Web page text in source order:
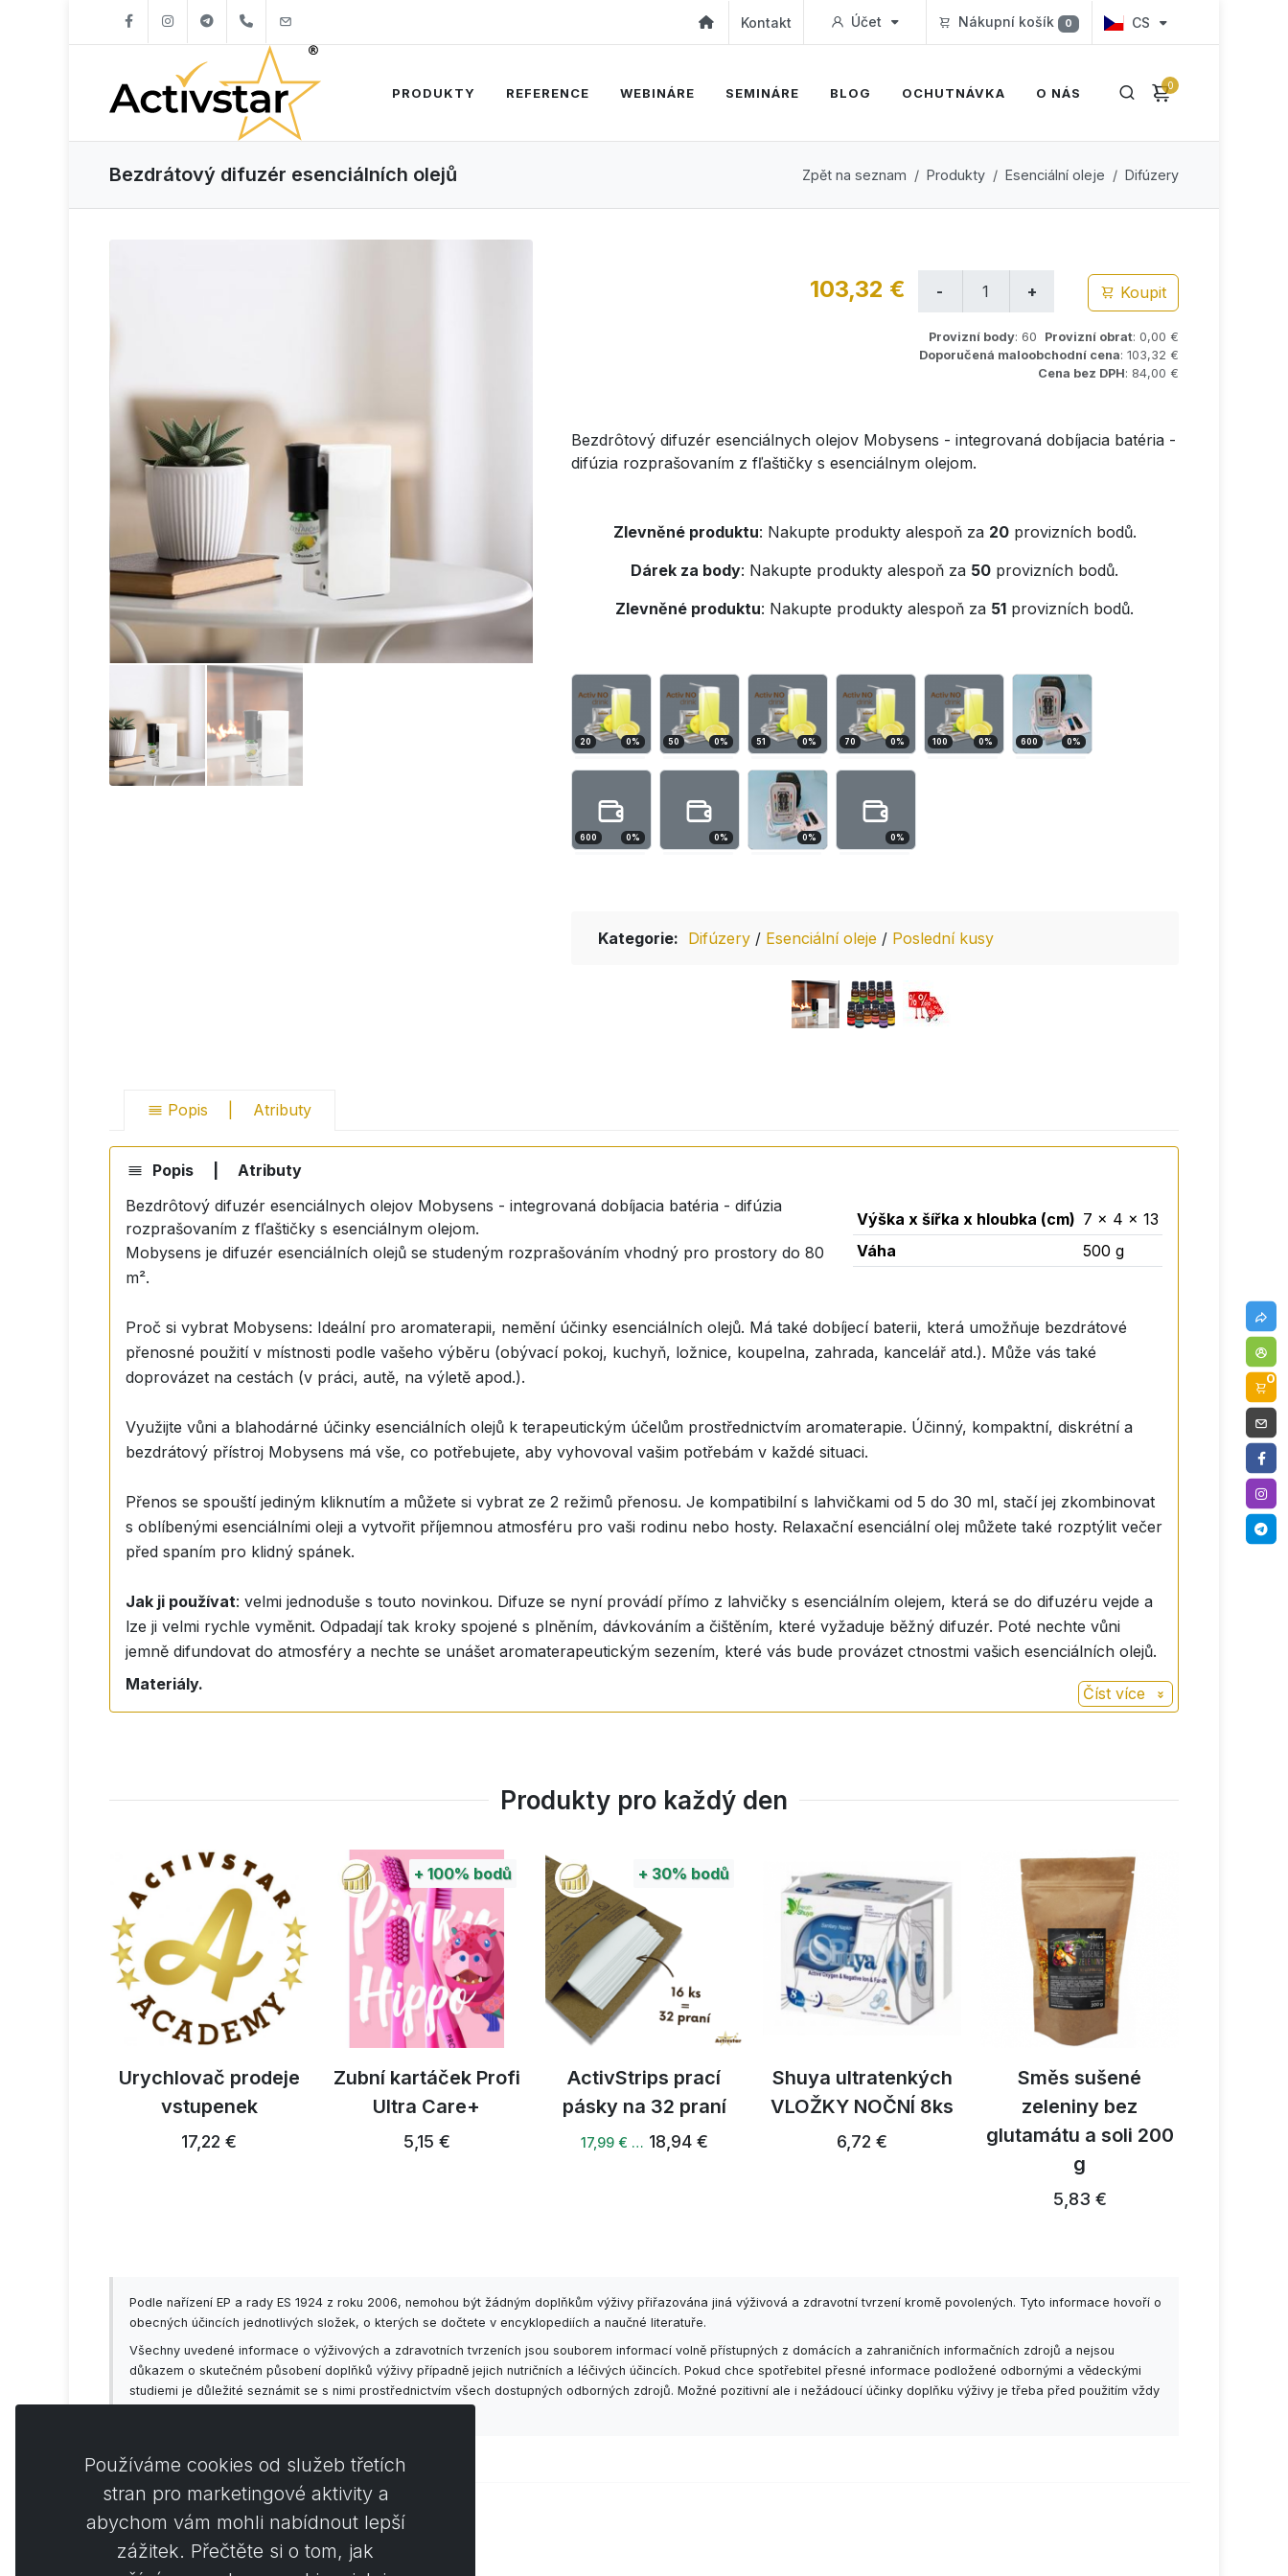
+421904262747 Kontakt Účet Nákupní košík 0 CS
0
PRODUKTY REFERENCE WEBINÁRE SEMINÁRE BLOG OCHUTNÁVKA O NÁS
Bezdrátový difuzér esenciálních olejů Zpět na seznam Produkty Esenciální oleje Difúzery
103,32 € Koupit
Provizní body: 60 Provizní obrat: 0,00 €
Doporučená maloobchodní cena: 103,32 €
Cena bez DPH: 84,00 €
Bezdrôtový difuzér esenciálnych olejov Mobysens - integrovaná dobíjacia batéria -
difúzia rozprašovaním z fľaštičky s esenciálnym olejom.
Zlevněné produktu: Nakupte produkty alespoň za 20provizních bodů.
Dárek za body: Nakupte produkty alespoň za 50 provizních bodů.
Zlevněné produktu: Nakupte produkty alespoň za 51 provizních bodů.
20 0% 50 0% 51 0% 70 0% 100 0% 600 0%
600 0% 0% 0% 0%
Kategorie: Difúzery / Esenciální oleje / Poslední kusy
Popis Atributy
Popis Atributy
Výška x šířka x hloubka (cm) 7 x 4 x 13
Váha
500 g
Bezdrôtový difuzér esenciálnych olejov Mobysens - integrovaná dobíjacia batéria - difúzia
rozprašovaním z fľaštičky s esenciálnym olejom.
Mobysens je difuzér esenciálních olejů se studeným rozprašováním vhodný pro prostory do 80
m².
Proč si vybrat Mobysens: Ideální pro aromaterapii, nemění účinky esenciálních olejů. Má také dobíjecí baterii, která umožňuje bezdrátové
přenosné použití v místnosti podle vašeho výběru (obývací pokoj, kuchyň, ložnice, koupelna, zahrada, kancelář atd.). Může vás také
doprovázet na cestách (v práci, autě, na výletě apod.).
Využijte vůni a blahodárné účinky esenciálních olejů k terapeutickým účelům prostřednictvím aromaterapie. Účinný, kompaktní, diskrétní a
bezdrátový přístroj Mobysens má vše, co potřebujete, aby vyhovoval vašim potřebám v každé situaci.
Přenos se spouští jediným kliknutím a můžete si vybrat ze 2 režimů přenosu. Je kompatibilní s lahvičkami od 5 do 30 ml, stačí jej zkombinovat
s oblíbenými esenciálními oleji a vytvořit příjemnou atmosféru pro vaši rodinu nebo hosty. Relaxační esenciální olej můžete také rozptýlit večer
před spaním pro klidný spánek.
Jak ji používat: velmi jednoduše s touto novinkou. Difuze se nyní provádí přímo z lahvičky s esenciálním olejem, která se do difuzéru vejde a
lze ji velmi rychle vyměnit. Odpadají tak kroky spojené s plněním, dávkováním a čištěním, které vyžaduje běžný difuzér. Poté nechte vůni
jemně difundovat do atmosféry a nechte se unášet aromaterapeutickým sezením, které vás bude provázet ctnostmi vašich esenciálních olejů.
Materiály.
Číst více
Produkty pro každý den
Urychlovač prodeje
vstupenek
17,22 €
+ 100%bodů
Zubní kartáček Profi
Ultra Care+
5,15 €
+ 30% bodů
ActivStrips prací
pásky na 32 praní
17,99 € … 18,94 €
Shuya ultratenkých
VLOŽKY NOČNÍ 8ks
6,72 €
Směs sušené
zeleniny bez
glutamátu a soli 200
g
5,83 €
Podle nařízení EP a rady ES 1924 z roku 2006, nemohou být žádným doplňkům výživy přiřazována jiná výživová a zdravotní tvrzení kromě povolených. Tyto informace hovoří o
obecných účincích jednotlivých složek, o kterých se dočtete v encyklopediích a naučné literatuře.
Všechny uvedené informace o výživových a zdravotních tvrzeních jsou souborem informací volně přístupných z domácích a zahraničních informačních zdrojů a nejsou
důkazem o skutečném působení doplňků výživy případně jejich nutričních a léčivých účincích. Pokud chce spotřebitel přesné informace podložené odbornými a vědeckými
studiemi je důležité seznámit se s nimi prostřednictvím všech dostupných odborných zdrojů. Možné pozitivní ale i nežádoucí účinky doplňku výživy je třeba před použitím vždy
0 Komentáře
0
Používáme cookies od služeb třetích
stran pro marketingové aktivity a
abychom vám mohli nabídnout lepší
zážitek. Přečtěte si o tom, jak